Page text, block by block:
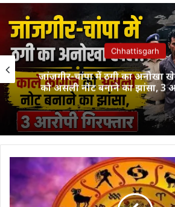
Chhattisgarh
जांजगीर-चांपा में ठगी का अनोखा
को असली नोट बनाने का झांसा, 3
Rashifal
27
March:
सोमवार